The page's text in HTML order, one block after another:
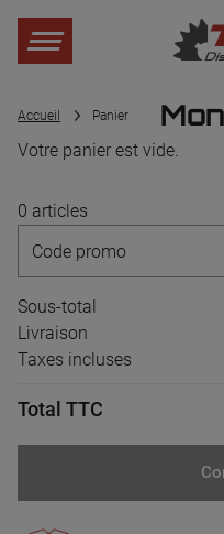
Accueil Panier
Votre panier est vide.
0 articles
Sous-total
Livraison
Taxes incluses
Total TTC